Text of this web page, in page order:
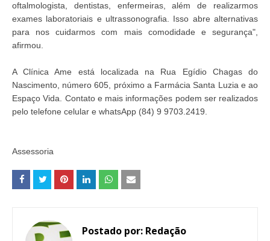
oftalmologista, dentistas, enfermeiras, além de realizarmos
exames laboratoriais e ultrassonografia. Isso abre alternativas
para nos cuidarmos com mais comodidade e segurança",
afirmou.
A Clínica Ame está localizada na Rua Egídio Chagas do
Nascimento, número 605, próximo a Farmácia Santa Luzia e ao
Espaço Vida. Contato e mais informações podem ser realizados
pelo telefone celular e whatsApp (84) 9 9703.2419.
Assessoria
Postado por: Redação